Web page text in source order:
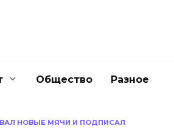
Общество Разное
НОВЫЕ МЯЧИ И ПОДПИСАЛ